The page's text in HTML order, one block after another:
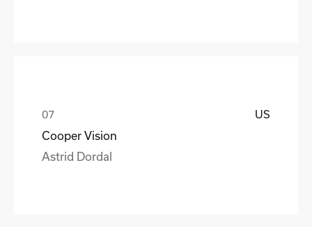
US
Cooper Vision
Astrid Dordal